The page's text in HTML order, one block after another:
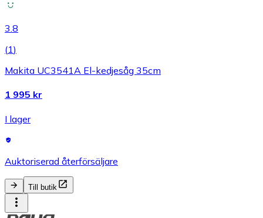
3.8
(1)
Makita UC3541A El-kedjesåg 35cm
1 995 kr
I lager
Auktoriserad återförsäljare
Till butik